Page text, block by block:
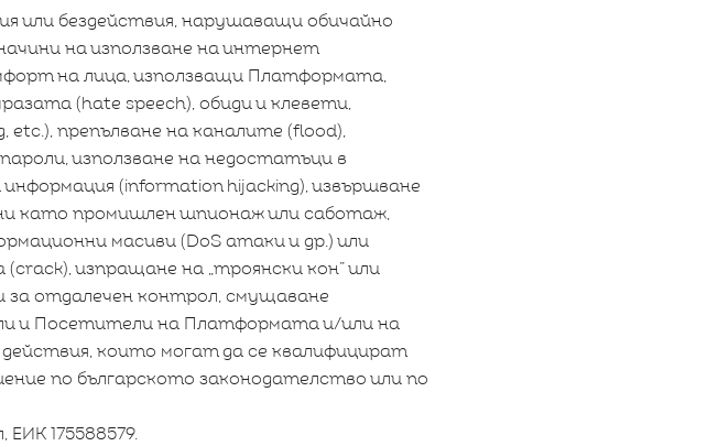
или бездействия, нарушаващи обичайно
на използване на интернет
на лица, използващи Платформата,
(hate speech), обиди и клевети,
препълване на каналите (flood),
използване на недостатъци в
(information hijacking), извършване
като промишлен шпионаж или саботаж,
масиви (DoS атаки и др.) или
изпращане на „троянски кон” или
за отдалечен контрол, смущаване
и Посетители на Платформата и/или на
които могат да се квалифицират
по българското законодателство или по
175588579.